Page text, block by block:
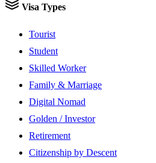
Visa Types
Tourist
Student
Skilled Worker
Family & Marriage
Digital Nomad
Golden / Investor
Retirement
Citizenship by Descent